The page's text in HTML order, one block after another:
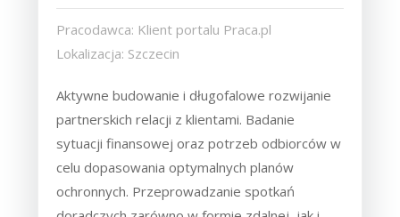
Pracodawca: Klient portalu Praca.pl
Lokalizacja: Szczecin
Aktywne budowanie i długofalowe rozwijanie
partnerskich relacji z klientami. Badanie
sytuacji finansowej oraz potrzeb odbiorców w
celu dopasowania optymalnych planów
ochronnych. Przeprowadzanie spotkań